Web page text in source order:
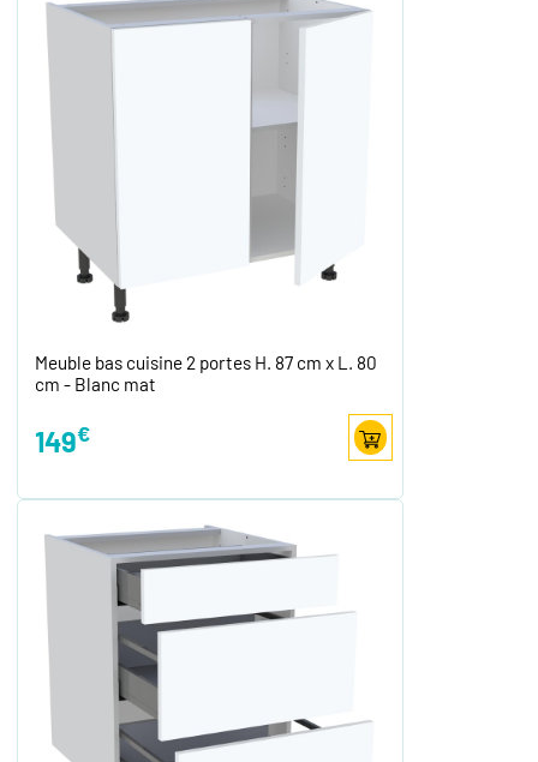
Meuble bas cuisine 2 portes H. 87 cm x L. 80
cm - Blanc mat
149€